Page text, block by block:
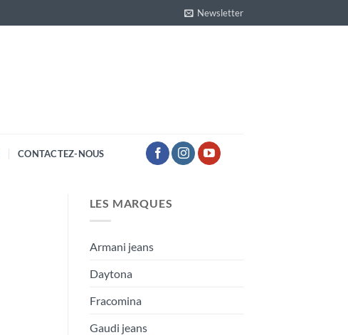
Newsletter
CONTACTEZ-NOUS
LES MARQUES
Armani jeans
Daytona
Fracomina
Gaudi jeans